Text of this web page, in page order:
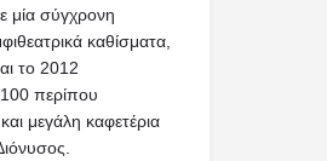
μία σύγχρονη
καθίσματα,
το 2012
περίπου
μεγάλη καφετέρια